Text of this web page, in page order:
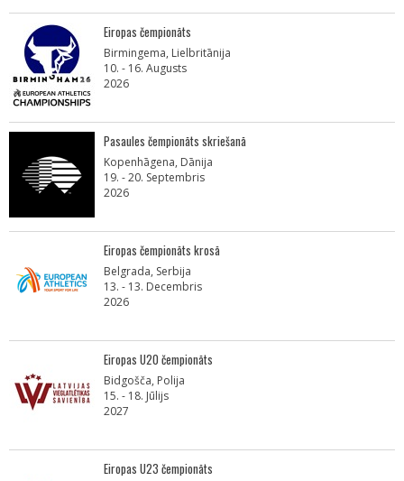
Eiropas čempionāts
Birmingema, Lielbritānija
10. - 16. Augusts
2026
Pasaules čempionāts skriešanā
Kopenhāgena, Dānija
19. - 20. Septembris
2026
Eiropas čempionāts krosā
Belgrada, Serbija
13. - 13. Decembris
2026
Eiropas U20 čempionāts
Bidgošča, Polija
15. - 18. Jūlijs
2027
Eiropas U23 čempionāts